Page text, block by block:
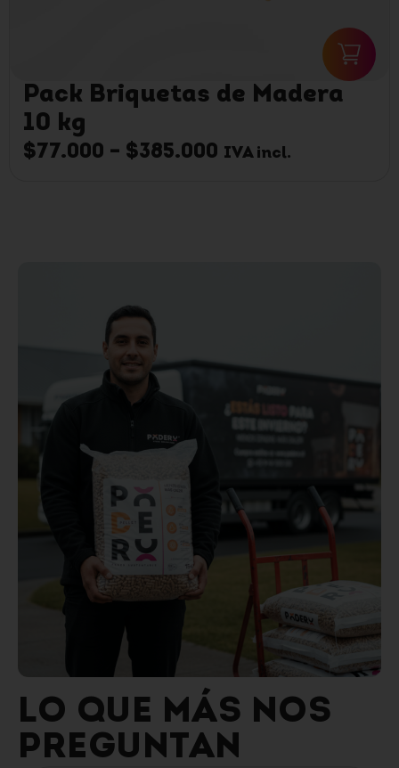
Pack Briquetas de Madera
10 kg
$77.000 – $385.000 IVA incl.
LO QUE MÁS NOS
PREGUNTAN